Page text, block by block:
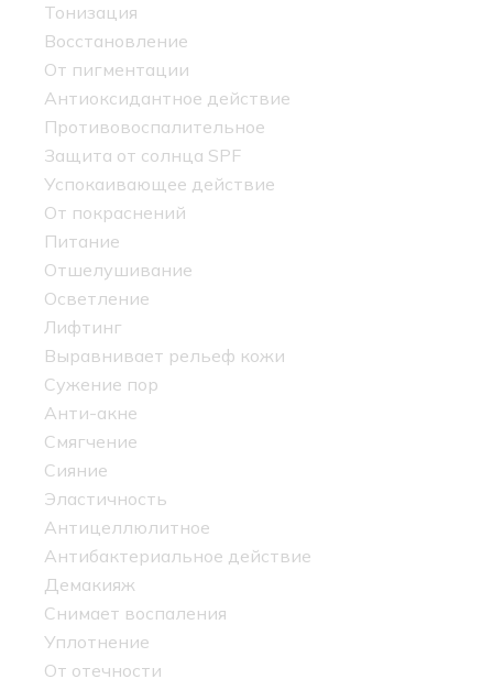
Тонизация
Восстановление
От пигментации
Антиоксидантное действие
Противовоспалительное
Защита от солнца SPF
Успокаивающее действие
От покраснений
Питание
Отшелушивание
Осветление
Лифтинг
Выравнивает рельеф кожи
Сужение пор
Анти-акне
Смягчение
Сияние
Эластичность
Антицеллюлитное
Антибактериальное действие
Демакияж
Снимает воспаления
Уплотнение
От отечности